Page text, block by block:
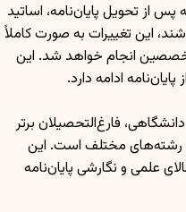
از تحویل پایان‌نامه، اساتید
این تغییرات به صورت کاملاً
انجام خواهد شد. این
ادامه دارد.
فارغ‌التحصیلان برتر
رشته‌های مختلف است. این
علمی و نگارشی پایان‌نامه